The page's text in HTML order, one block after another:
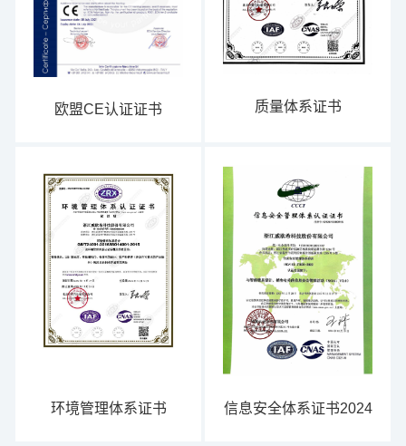
欧盟CE认证证书 质量体系证书
环境管理体系证书 信息安全体系证书2024